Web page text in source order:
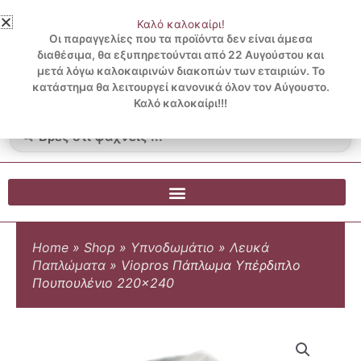
στο
περιεχόμενο
3 ΔΟΣΕΙΣ ΧΩΡΙΣ ΠΙΣΤΩΤΙΚΗ ΜΕ KLARNA
...
Λογαριασμός
Blog
0.00€
0
Cart
Home » Shop » Υπνοδωμάτιο » Λευκά
Παπλώματα » Viopros Πάπλωμα Υπέρδιπλο
Πουπουλένιο 220×240
Καλό καλοκαίρι!
Οι παραγγελίες που τα προϊόντα δεν είναι άμεσα
διαθέσιμα, θα εξυπηρετούνται από 22 Αυγούστου και
μετά λόγω καλοκαιρινών διακοπών των εταιριών. Το
κατάστημα θα λειτουργεί κανονικά όλον τον Αύγουστο.
Καλό καλοκαίρι!!!